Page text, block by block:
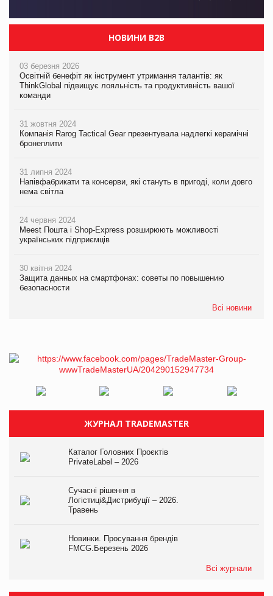
НОВИНИ B2B
03 березня 2026
Освітній бенефіт як інструмент утримання талантів: як
ThinkGlobal підвищує лояльність та продуктивність вашої
команди
31 жовтня 2024
Компанія Rarog Tactical Gear презентувала надлегкі керамічні
бронеплити
31 липня 2024
Напівфабрикати та консерви, які стануть в пригоді, коли довго
нема світла
24 червня 2024
Meest Пошта і Shop-Express розширюють можливості
українських підприємців
30 квітня 2024
Защита данных на смартфонах: советы по повышению
безопасности
Всі новини
ЖУРНАЛ TRADEMASTER
Каталог Головних Проєктів
PrivateLabel – 2026
Сучасні рішення в
Логістиці&Дистрибуції – 2026.
Травень
Новинки. Просування брендів
FMCG.Березень 2026
Всі журнали